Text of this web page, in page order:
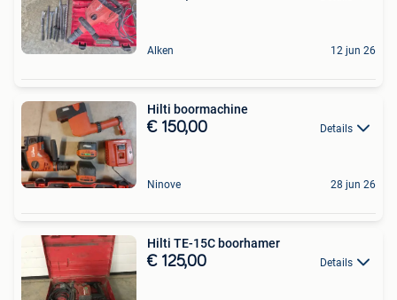
Alken 12 jun 26
Hilti boormachine
€ 150,00 Details
Ninove 28 jun 26
Hilti TE-15C boorhamer
€ 125,00 Details